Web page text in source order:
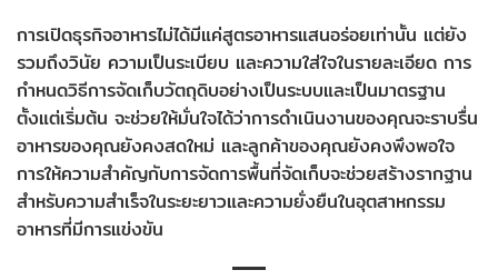
การเปิดธุรกิจอาหารไม่ได้มีแค่สูตรอาหารแสนอร่อยเท่านั้น แต่ยัง
รวมถึงวินัย ความเป็นระเบียบ และความใส่ใจในรายละเอียด การ
กำหนดวิธีการจัดเก็บวัตถุดิบอย่างเป็นระบบและเป็นมาตรฐาน
ตั้งแต่เริ่มต้น จะช่วยให้มั่นใจได้ว่าการดำเนินงานของคุณจะราบรื่น
อาหารของคุณยังคงสดใหม่ และลูกค้าของคุณยังคงพึงพอใจ
การให้ความสำคัญกับการจัดการพื้นที่จัดเก็บจะช่วยสร้างรากฐาน
สำหรับความสำเร็จในระยะยาวและความยั่งยืนในอุตสาหกรรม
อาหารที่มีการแข่งขัน